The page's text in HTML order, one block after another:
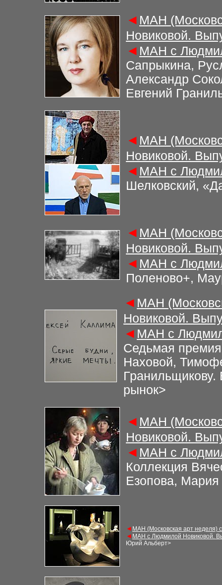
◄ МАН
Новиковой.
◄ МАН с
Сапрыкина,
Александр
Евгений
◄ МАН
Новиковой.
◄ МАН с
Шелковский,
◄ МАН
Новиковой.
◄ МАН с
Поленово+,
◄ МАН
Новиковой.
◄ МАН с
Седьмая
Наховой,
рынок>
◄ МАН
Новиковой.
◄ МАН с
Коллекция
Езопова, Мария
◄ МАН (Московская арт неделя)
◄ МАН с Людмилой Новиковой.
Юрий Альберт>